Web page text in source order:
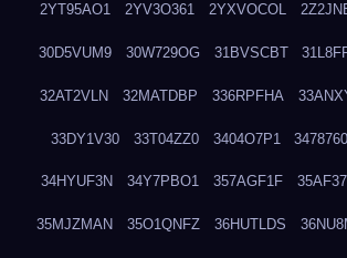
2YT95AO1 2YV3O361 2YXVOCOL
30D5VUM9 30W729OG 31BVSCBT
32AT2VLN 32MATDBP 336RPFHA
33DY1V30 33T04ZZ0 3404O7P1
34HYUF3N 34Y7PBO1 357AGF1F
35MJZMAN 35O1QNFZ 36HUTLDS